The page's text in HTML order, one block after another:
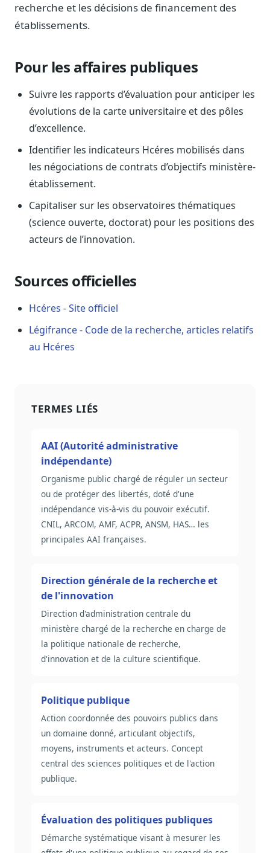
Charte IA
Hébergement européen, RGPD
Presse
Kit média, contacts
recherche et les décisions de financement des
établissements.
Pour les affaires publiques
Suivre les rapports d’évaluation pour anticiper les
évolutions de la carte universitaire et des pôles
d’excellence.
Identifier les indicateurs Hcéres mobilisés dans
les négociations de contrats d’objectifs ministère-
établissement.
Capitaliser sur les observatoires thématiques
(science ouverte, doctorat) pour les positions des
acteurs de l’innovation.
Sources officielles
Hcéres - Site officiel
Légifrance - Code de la recherche, articles relatifs
au Hcéres
TERMES LIÉS
AAI (Autorité administrative
indépendante)
Organisme public chargé de réguler un secteur
ou de protéger des libertés, doté d'une
indépendance vis-à-vis du pouvoir exécutif.
CNIL, ARCOM, AMF, ACPR, ANSM, HAS… les
principales AAI françaises.
Direction générale de la recherche et
de l'innovation
Direction d'administration centrale du
ministère chargé de la recherche en charge de
la politique nationale de recherche,
d'innovation et de la culture scientifique.
Politique publique
Action coordonnée des pouvoirs publics dans
un domaine donné, articulant objectifs,
moyens, instruments et acteurs. Concept
central des sciences politiques et de l'action
publique.
Évaluation des politiques publiques
Démarche systématique visant à mesurer les